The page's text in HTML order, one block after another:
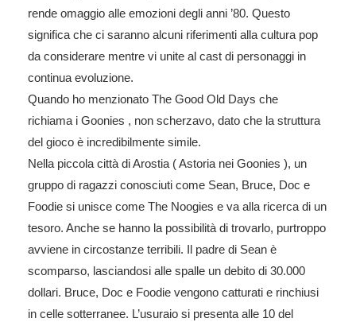
rende omaggio alle emozioni degli anni ’80. Questo
significa che ci saranno alcuni riferimenti alla cultura pop
da considerare mentre vi unite al cast di personaggi in
continua evoluzione.
Quando ho menzionato The Good Old Days che
richiama i Goonies , non scherzavo, dato che la struttura
del gioco è incredibilmente simile.
Nella piccola città di Arostia ( Astoria nei Goonies ), un
gruppo di ragazzi conosciuti come Sean, Bruce, Doc e
Foodie si unisce come The Noogies e va alla ricerca di un
tesoro. Anche se hanno la possibilità di trovarlo, purtroppo
avviene in circostanze terribili. Il padre di Sean è
scomparso, lasciandosi alle spalle un debito di 30.000
dollari. Bruce, Doc e Foodie vengono catturati e rinchiusi
in celle sotterranee. L’usuraio si presenta alle 10 del